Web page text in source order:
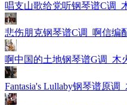
唱支山歌给党听钢琴谱C调_
悲伤朋克钢琴谱C调_啊信编
啊中国的土地钢琴谱G调_木
Fantasia's Lullaby钢琴谱原调